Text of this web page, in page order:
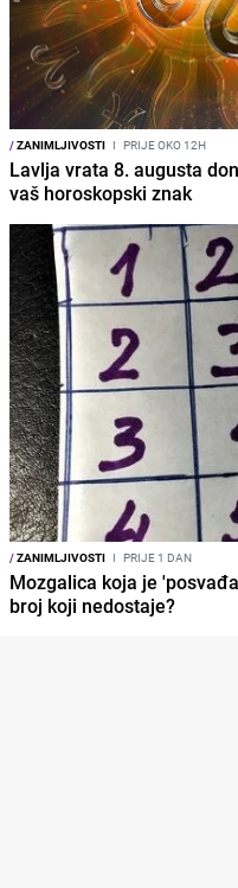
/ZANIMLJIVOSTI I PRIJE OKO 12H
Lavlja vrata 8. augusta
vaš horoskopski znak
/ZANIMLJIVOSTI I PRIJE 1 DAN
Mozgalica koja je
broj koji nedostaje?